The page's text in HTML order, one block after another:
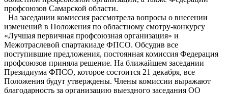
профсоюзов Самарской области.
На заседании комиссия рассмотрела вопросы о внесении
изменений в Положения по областному смотру-конкурсу
«Лучшая первичная профсоюзная организация» и
Межотраслевой спартакиаде ФПСО. Обсудив все
поступившие предложения, постоянная комиссия Федерация
профсоюзов приняла решение. На ближайшем заседании
Президиума ФПСО, которое состоится 21 декабря, все
Положения будут утверждены. Члены комиссии выражают
благодарность за организацию выездного заседания ОО